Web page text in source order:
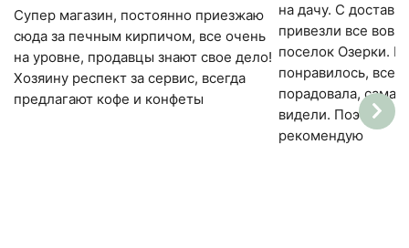
Супер магазин, постоянно приезжаю
сюда за печным кирпичом, все очень
на уровне, продавцы знают свое дело!
Хозяину респект за сервис, всегда
предлагают кофе и конфеты
на дачу. С
привезли все
поселок Озерки.
понравилось, все
порадовала, самая
видели. Поэтому
рекомендую